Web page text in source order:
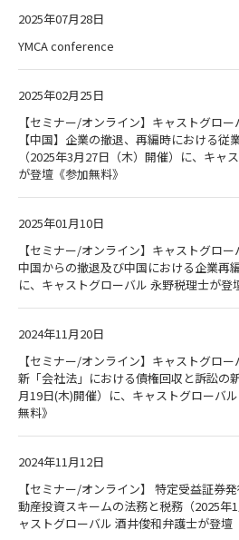
2025年07月28日
YMCA conference
2025年02月25日
【セミナー/オンライン】キャストグロ
【中国】企業の撤退、再編時における従
（2025年3月27日（木）開催）に、キャ
が登壇《参加無料》
2025年01月10日
【セミナー/オンライン】キャストグロ
中国からの撤退及び中国における企業再
に、キャストグローバル 永野税理士が登
2024年11月20日
【セミナー/オンライン】キャストグロ
新「会社法」における債権回収と訴訟の
月19日(木)開催）に、キャストグローバ
無料》
2024年11月12日
【セミナー/オンライン】 特定受益証券
動産投資スキームの法務と税務（2025年
ャストグローバル 酒井俊和弁護士が登壇